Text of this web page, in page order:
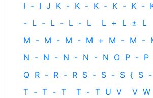
I - I J K - K - K - K - K -
- L - L - L - L L + L ± L
M - M - M - M + M - M -
N - N - N - N - N O P - P
Q R - R - R S - S - S { S -
T - T - T T - T U V V W